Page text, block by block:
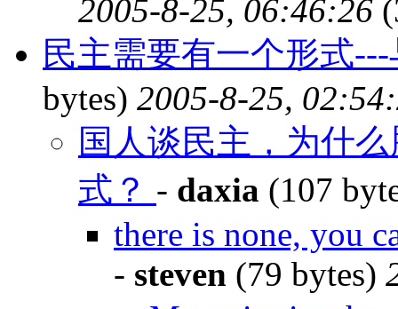
2005-8-25, 06:46:26
民主需要有一个形式
bytes) 2005-8-25,
国人谈民主，为什
式？ - daxia (107
there is none, you
- steven (79 bytes)